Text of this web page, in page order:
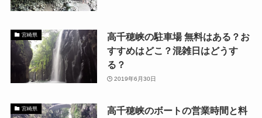
宮崎県
高千穂峡の駐車場 無料はある？お
すすめはどこ？混雑日はどうす
る？
2019年6月30日
宮崎県
高千穂峡のボートの営業時間と料